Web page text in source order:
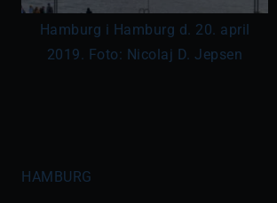
Hamburg i Hamburg d. 20. april
2019. Foto: Nicolaj D. Jepsen
HAMBURG